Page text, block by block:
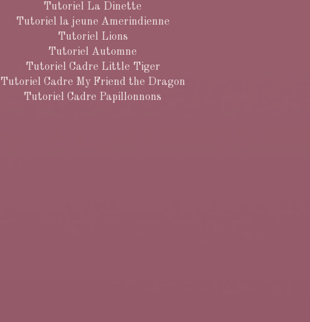
Tutoriel La Dinette
Tutoriel la jeune Amerindienne
Tutoriel Lions
Tutoriel Automne
Tutoriel Cadre Little Tiger
Tutoriel Cadre My Friend the Dragon
Tutoriel Cadre Papillonnons